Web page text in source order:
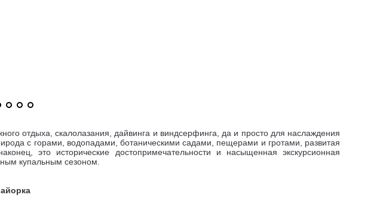
отдыха, скалолазания, дайвинга и виндсерфинга, да и просто для наслаждения
с горами, водопадами, ботаническими садами, пещерами и гротами, развитая
это исторические достопримечательности и насыщенная экскурсионная
купальным сезоном.